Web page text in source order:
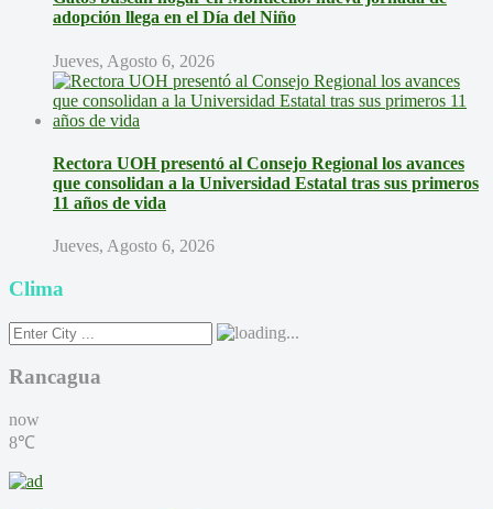
adopción llega en el Día del Niño
Jueves, Agosto 6, 2026
Rectora UOH presentó al Consejo Regional los avances
que consolidan a la Universidad Estatal tras sus primeros
11 años de vida
Jueves, Agosto 6, 2026
Clima
Rancagua
now
8℃